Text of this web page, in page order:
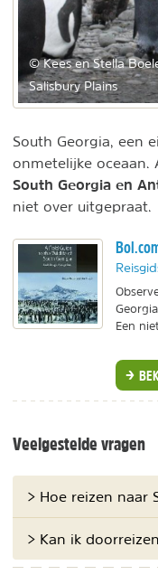
© Kees en Stella
Salisbury Plains
South Georgia, een
onmetelijke oceaan.
South Georgia en
niet over uitgepraat.
Een
Veelgestelde vragen
> Hoe reizen naar
> Kan ik